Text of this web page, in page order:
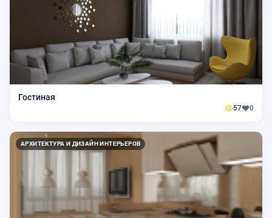
Гостиная
57 0
АРХИТЕКТУРА И ДИЗАЙН ИНТЕРЬЕРОВ